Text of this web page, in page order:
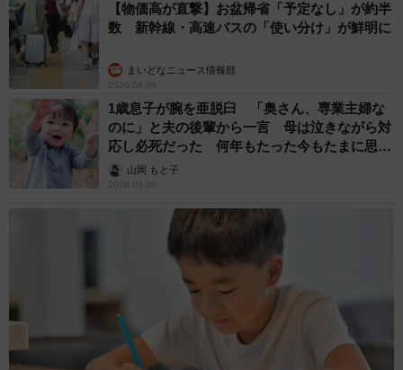
【物価高が直撃】お盆帰省「予定なし」が約半
数 新幹線・高速バスの「使い分け」が鮮明に
まいどなニュース情報部
2026.08.06
1歳息子が腕を亜脱臼 「奥さん、専業主婦な
のに」と夫の後輩から一言 母は泣きながら対
応し必死だった 何年もたった今もたまに思い
出し…山岡 もと子
2026.08.06